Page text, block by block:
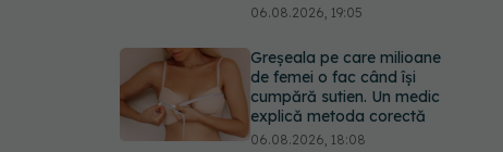
06.08.2026, 19:05
Greșeala pe care milioane
de femei o fac când își
cumpără sutien. Un medic
explică metoda corectă
06.08.2026, 18:08